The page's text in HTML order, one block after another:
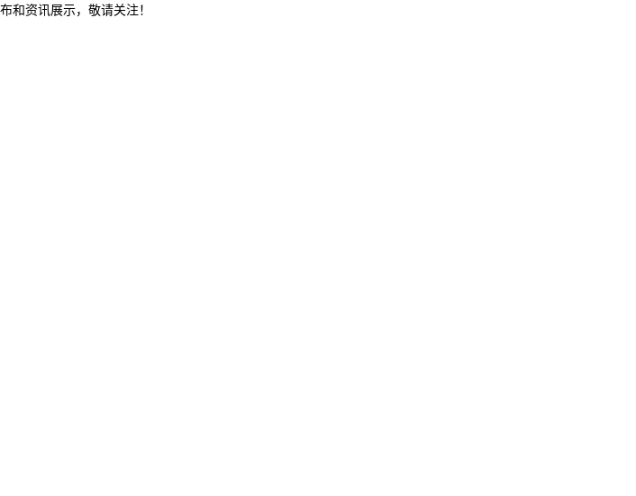
和资讯展示，敬请关注！